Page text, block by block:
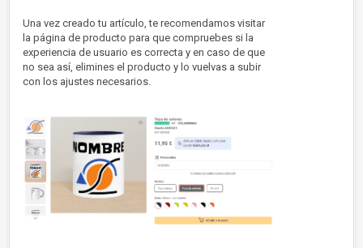
Una vez creado tu artículo, te recomendamos visitar
la página de producto para que compruebes si la
experiencia de usuario es correcta y en caso de que
no sea así, elimines el producto y lo vuelvas a subir
con los ajustes necesarios.